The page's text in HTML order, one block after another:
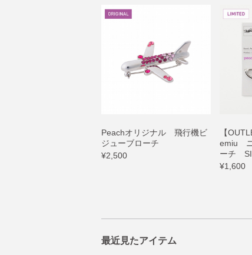
Peachオリジナル 飛行機ビ
ジューブローチ
¥2,500
【
emiu ニ
ーチ
¥1,600
最近見たアイテム